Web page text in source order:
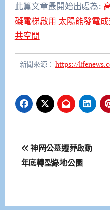
此篇文章最開始出處為:
礙電梯啟用 太陽能發電
共空間
新聞來源： https://
文
章
覽
神岡公墓遷葬啟動
年底轉型綠地公園